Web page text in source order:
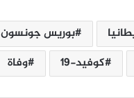
بوريس جونسون
كوفيد-19 وفاة